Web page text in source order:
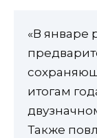
«В январе
итогам
Также